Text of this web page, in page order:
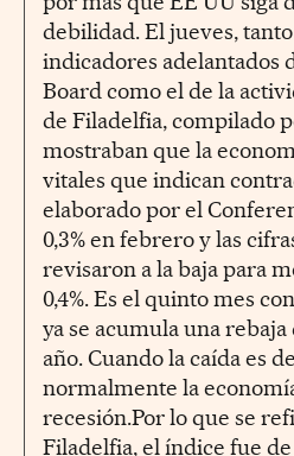
debilidad. El jueves,
indicadores adelantados
Board como el de la
de Filadelfia, compilado
mostraban que la
vitales que indican
elaborado por el
0,3% en febrero y las
revisaron a la baja para
0,4%. Es el quinto mes
ya se acumula una
año. Cuando la caída es
normalmente la
recesión.Por lo que se
Filadelfia, el índice fue de